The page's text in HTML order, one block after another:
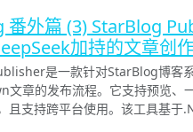
番外篇 (3) StarBlog
加持的文章创
是一款针对StarBlog博客
文章的发布流程。它支持预览、
且支持跨平台使用。该工具基于